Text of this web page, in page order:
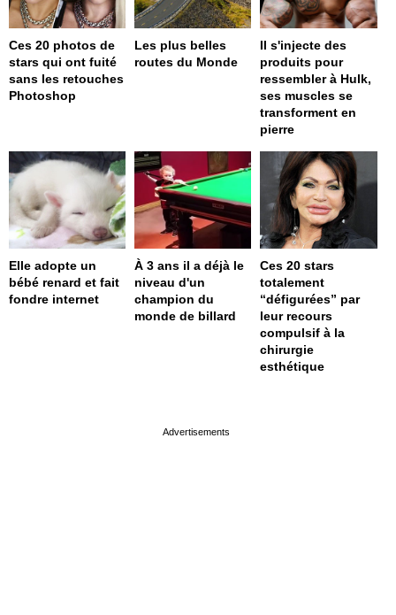
Ces 20 photos de
stars qui ont fuité
sans les retouches
Photoshop
Les plus belles
routes du Monde
Il s'injecte des
produits pour
ressembler à Hulk,
ses muscles se
transforment en
pierre
Elle adopte un
bébé renard et fait
fondre internet
À 3 ans il a déjà le
niveau d'un
champion du
monde de billard
Ces 20 stars
totalement
“défigurées” par
leur recours
compulsif à la
chirurgie
esthétique